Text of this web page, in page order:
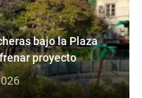
bajo la Plaza
proyecto